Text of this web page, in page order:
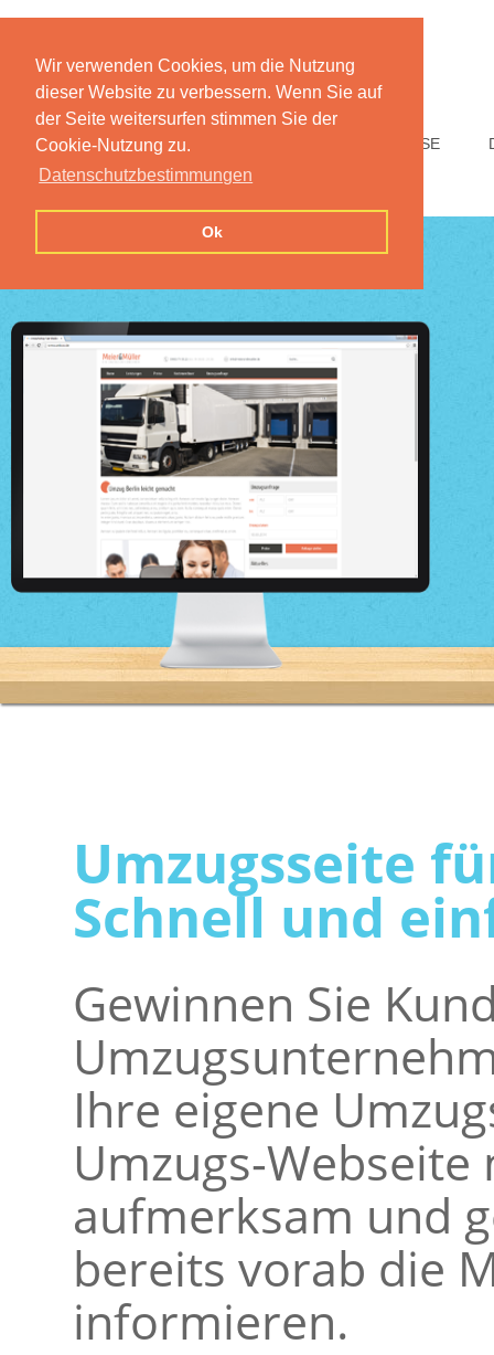
Wir verwenden Cookies, um die Nutzung
dieser Website zu verbessern. Wenn Sie auf
der Seite weitersurfen stimmen Sie der
Cookie-Nutzung zu.
Datenschutzbestimmungen
Ok
HOME PREISE
Umzugsseite
Schnell und
Gewinnen Sie
Ihre eigene
Umzugs-Webseite
aufmerksam und
bereits vorab die
informieren.